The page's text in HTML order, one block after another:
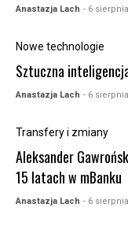
Anastazja Lach - 6
Nowe technologie
Sztuczna
Anastazja Lach - 6
Transfery i zmiany
Aleksander
15 latach w mBanku
Anastazja Lach - 6